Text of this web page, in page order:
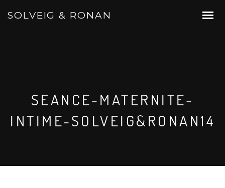
SOLVEIG & RONAN
SEANCE-MATERNITE-
INTIME-SOLVEIG&RONAN14